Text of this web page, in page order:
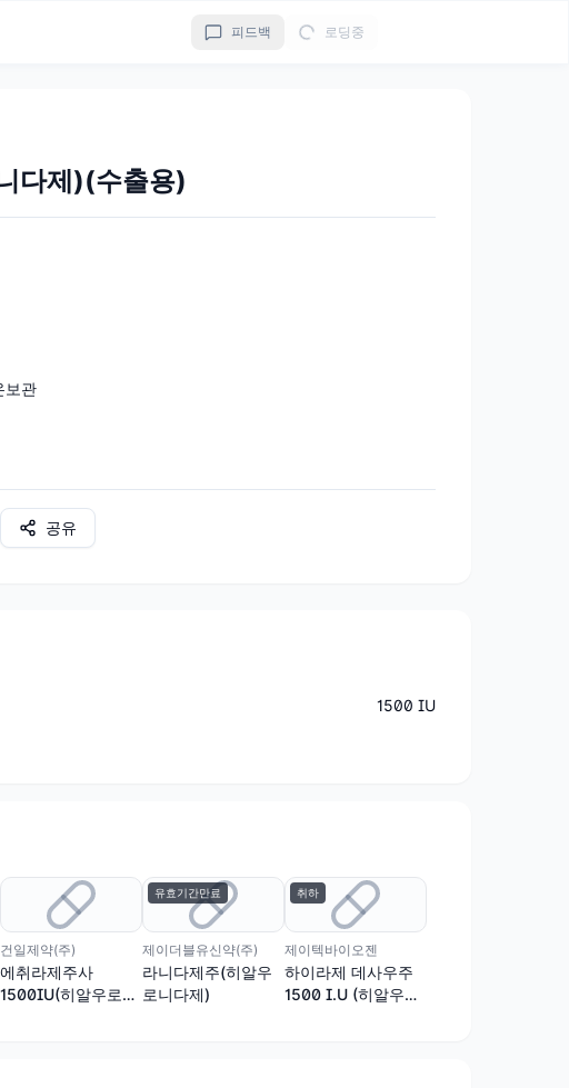
피드백 로딩중
다제)(수출용)
보관
공유
1500 IU
건일제약(주)
에취라제주사
1500IU(히알우로니
유효기간만료
제이더블유신약(주)
라니다제주(히알우
로니다제)
취하
제이텍바이오젠
하이라제 데사우주
1500 I.U (히알우로